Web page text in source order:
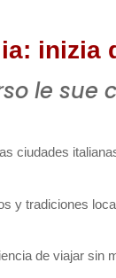
inizia
le sue
ciudades
y tradiciones
de viajar sin